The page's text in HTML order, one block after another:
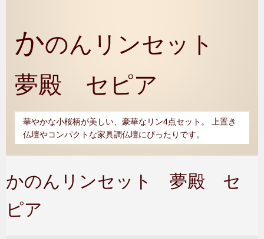
かのんリンセット
夢殿 セピア
華やかな小桜柄が美しい、豪華なリン4点セット。 上置き
仏壇やコンパクトな家具調仏壇にぴったりです。
かのんリンセット 夢殿 セ
ピア